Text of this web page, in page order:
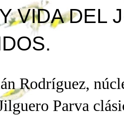
VIDA DEL
Rodríguez,
Parva